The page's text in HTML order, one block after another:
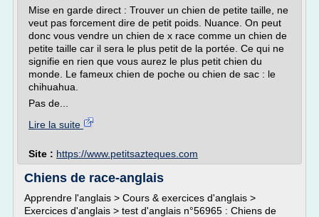
Mise en garde direct : Trouver un chien de petite taille, ne
veut pas forcement dire de petit poids. Nuance. On peut
donc vous vendre un chien de x race comme un chien de
petite taille car il sera le plus petit de la portée. Ce qui ne
signifie en rien que vous aurez le plus petit chien du
monde. Le fameux chien de poche ou chien de sac : le
chihuahua.
Pas de...
Lire la suite
Site : https://www.petitsazteques.com
Chiens de race-anglais
Apprendre l'anglais > Cours & exercices d'anglais >
Exercices d'anglais > test d'anglais n°56965 : Chiens de